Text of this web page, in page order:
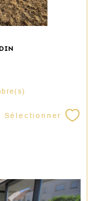
Sélectionner